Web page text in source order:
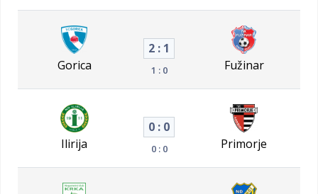
Gorica
2 : 1
1 : 0 Fužinar
Ilirija
0 : 0
0 : 0 Primorje